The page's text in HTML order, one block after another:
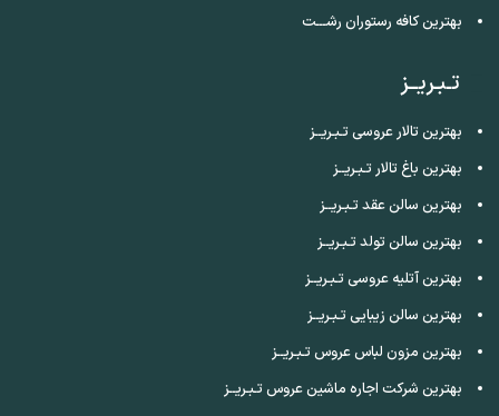
بهترین کافه رستوران رشـــت
تـبـریــز
بهترین تالار عروسی تـبـریــز
بهترین باغ تالار تـبـریــز
بهترین سالن عقد تـبـریــز
بهترین سالن تولد تـبـریــز
بهترین آتلیه عروسی تـبـریــز
بهترین سالن زیبایی تـبـریــز
بهترین مزون لباس عروس تـبـریــز
بهترین شرکت اجاره ماشین عروس تـبـریــز